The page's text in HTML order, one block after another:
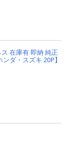
在庫有 即納 純正
ダ・スズキ 20P】